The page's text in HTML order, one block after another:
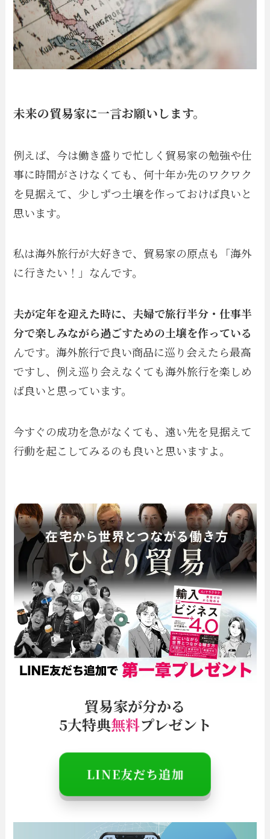
未来の貿易家に一言お願いします。
例えば、今は働き盛りで忙しく貿易家の勉強や仕
事に時間がさけなくても、何十年か先のワクワク
を見据えて、少しずつ土壌を作っておけば良いと
思います。
私は海外旅行が大好きで、貿易家の原点も「海外
に行きたい！」なんです。
夫が定年を迎えた時に、夫婦で旅行半分・仕事半
分で楽しみながら過ごすための土壌を作っている
んです。海外旅行で良い商品に巡り会えたら最高
ですし、例え巡り会えなくても海外旅行を楽しめ
ば良いと思っています。
今すぐの成功を急がなくても、遠い先を見据えて
行動を起こしてみるのも良いと思いますよ。
貿易家が分かる
5大特典無料プレゼント
LINE友だち追加